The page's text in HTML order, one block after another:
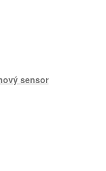
sensor